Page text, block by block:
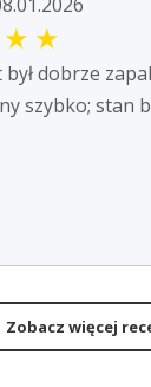
★ ★
dobrze
szybko; stan
Zobacz więcej